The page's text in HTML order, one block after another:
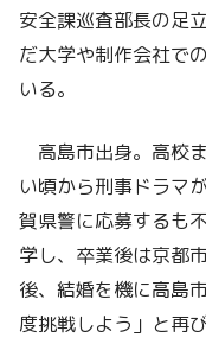
安全課巡査部長の足
だ大学や制作会社で
いる。
高島市出身。高校
い頃から刑事ドラマ
賀県警に応募するも
学し、卒業後は京都
後、結婚を機に高島
度挑戦しよう」と再